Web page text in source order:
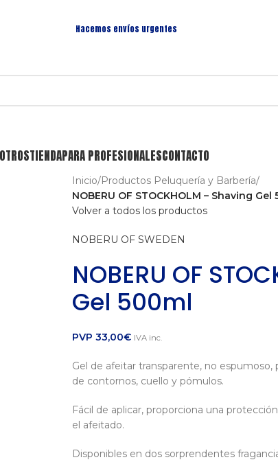
Hacemos envíos urgentes
TIENDAPARA PROFESIONALESCONTACTO
Inicio/Productos Peluquería y Barbería/
NOBERU OF STOCKHOLM – Shaving Gel
Volver a todos los productos
NOBERU OF SWEDEN
NOBERU OF
Gel 500ml
PVP 33,00€ IVA inc.
Gel de afeitar transparente, no
de contornos, cuello y pómulos.
Fácil de aplicar, proporciona una
el afeitado.
Disponibles en dos sorprendentes